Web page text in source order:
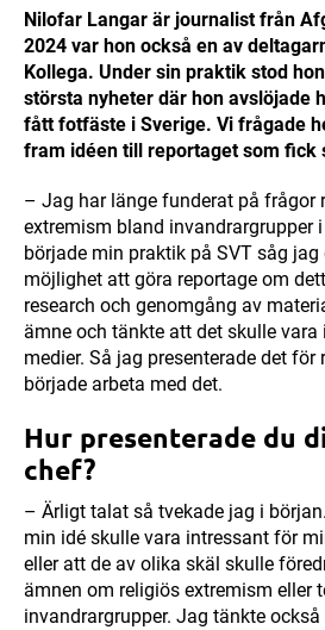
Nilofar Langar är journalist från
2024 var hon också en av
Kollega. Under sin praktik stod
största nyheter där hon avslöjade
fått fotfäste i Sverige. Vi frågade
fram idéen till reportaget som fick
– Jag har länge funderat på frågor
extremism bland invandrargrupper
började min praktik på SVT såg jag
möjlighet att göra reportage om
research och genomgång av
ämne och tänkte att det skulle
medier. Så jag presenterade det för
började arbeta med det.
Hur presenterade du
chef?
– Ärligt talat så tvekade jag i
min idé skulle vara intressant för
eller att de av olika skäl skulle
ämnen om religiös extremism eller
invandrargrupper. Jag tänkte